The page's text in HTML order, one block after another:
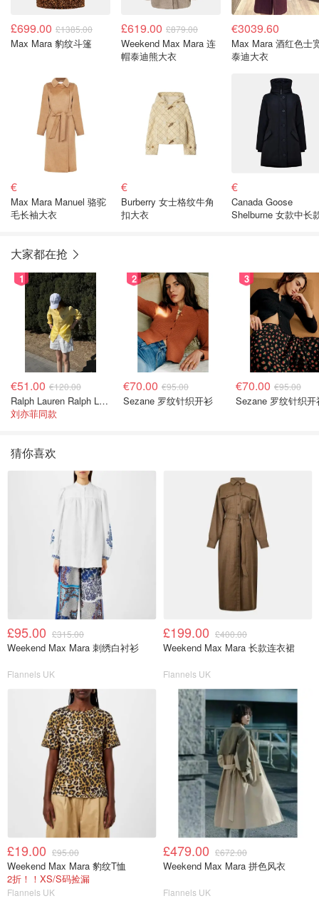
£699.00 £1385.00
Max Mara 豹纹斗篷
£619.00 £879.00
Weekend Max Mara 连
帽泰迪熊大衣
€3039.60
Max Mara 酒红色士
泰迪大衣
€
Max Mara Manuel 骆驼
毛长袖大衣
€
Burberry 女士格纹牛角
扣大衣
€
Canada Goose
Shelburne 女款中长
大家都在抢
1
€51.00 €120.00
Ralph Lauren Ralph Lauren 男童亚麻衬衫
刘亦菲同款
2
€70.00 €95.00
Sezane 罗纹针织开衫
3
€70.00 €95.00
Sezane 罗纹针织开
猜你喜欢
£95.00 £315.00
Weekend Max Mara 刺绣白衬衫
Flannels UK
£199.00 £400.00
Weekend Max Mara 长款连衣裙
Flannels UK
£19.00 £95.00
Weekend Max Mara 豹纹T恤
2折！！XS/S码捡漏
Flannels UK
£479.00 £672.00
Weekend Max Mara 拼色风衣
Flannels UK